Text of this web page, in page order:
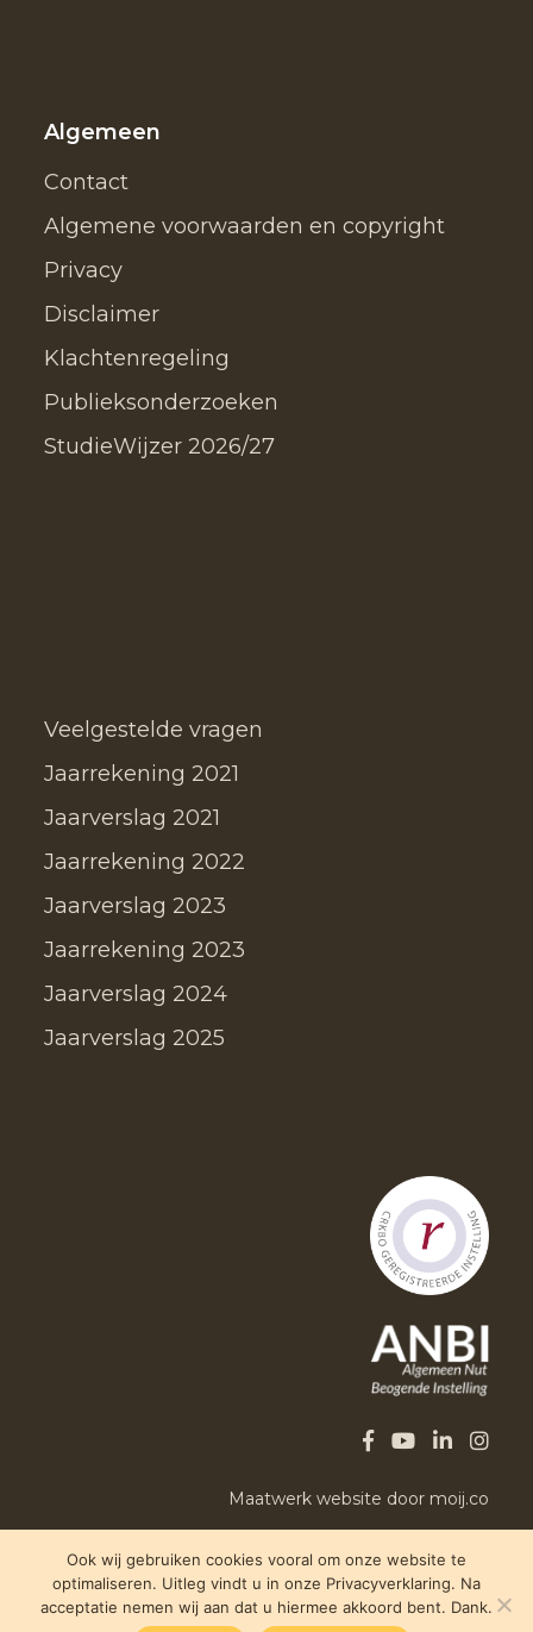
Algemeen
Contact
Algemene voorwaarden en copyright
Privacy
Disclaimer
Klachtenregeling
Publieksonderzoeken
StudieWijzer 2026/27
Veelgestelde vragen
Jaarrekening 2021
Jaarverslag 2021
Jaarrekening 2022
Jaarverslag 2023
Jaarrekening 2023
Jaarverslag 2024
Jaarverslag 2025
Maatwerk website door moij.co
Ook wij gebruiken cookies vooral om onze website te
optimaliseren. Uitleg vindt u in onze Privacyverklaring. Na
acceptatie nemen wij aan dat u hiermee akkoord bent. Dank.